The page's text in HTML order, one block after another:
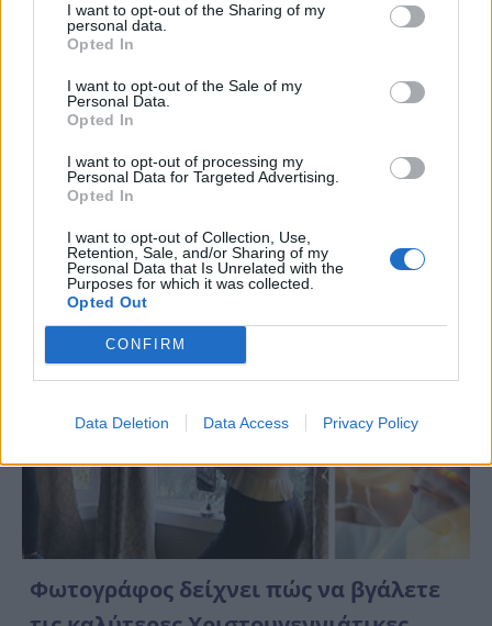
I want to opt-out of the Sharing of my
personal data.
Opted In
I want to opt-out of the Sale of my
Personal Data.
Opted In
I want to opt-out of processing my
Personal Data for Targeted Advertising.
Opted In
I want to opt-out of Collection, Use,
Retention, Sale, and/or Sharing of my
Personal Data that Is Unrelated with the
Purposes for which it was collected.
Opted Out
CONFIRM
Data Deletion Data Access Privacy Policy
κωμικής φωτογραφίας άγριας ζωής
15 Δεκεμβρίου 2017 14:41
Μια ξεκαρδιστική φωτογραφία ενός τυφλοπόντικα
που έχει σκαρφαλώσει πάνω σε ένα λουλούδι και το
Διαβάστε περισσότερα
Φωτογράφος δείχνει πώς να βγάλετε